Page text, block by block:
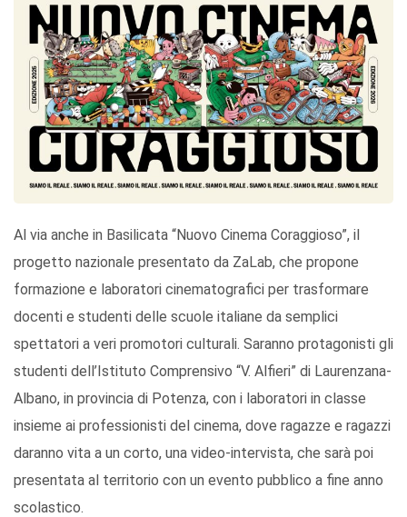
Al via anche in Basilicata “Nuovo Cinema Coraggioso”, il
progetto nazionale presentato da ZaLab, che propone
formazione e laboratori cinematografici per trasformare
docenti e studenti delle scuole italiane da semplici
spettatori a veri promotori culturali. Saranno protagonisti gli
studenti dell’Istituto Comprensivo “V. Alfieri” di Laurenzana-
Albano, in provincia di Potenza, con i laboratori in classe
insieme ai professionisti del cinema, dove ragazze e ragazzi
daranno vita a un corto, una video-intervista, che sarà poi
presentata al territorio con un evento pubblico a fine anno
scolastico.